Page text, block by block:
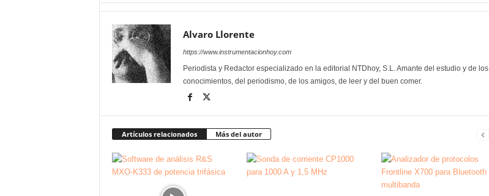
Alvaro Llorente
https://www.instrumentacionhoy.com
Periodista y Redactor especializado en la editorial NTDhoy, S.L. Amante del estudio y de los
conocimientos, del periodismo, de los amigos, de leer y del buen comer.
Artículos relacionados Más del autor